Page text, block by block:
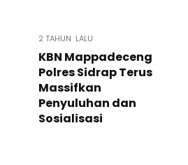
2 TAHUN LALU
KBN Mappadeceng
Polres Sidrap Terus
Massifkan
Penyuluhan dan
Sosialisasi